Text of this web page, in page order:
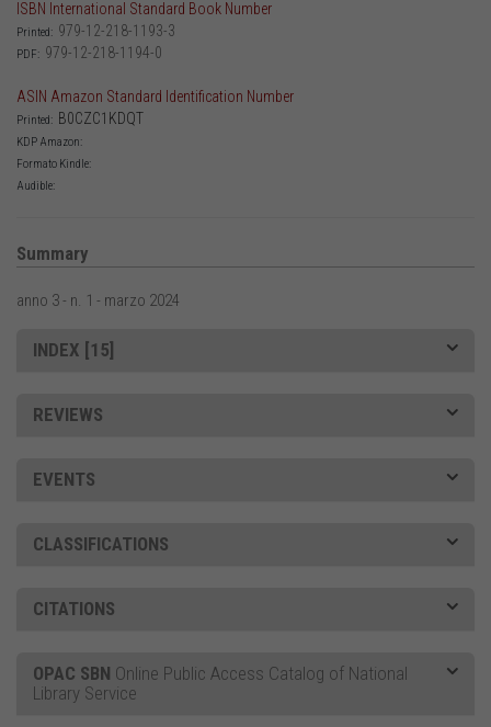
ISBN International Standard Book Number
Printed: 979-12-218-1193-3
PDF: 979-12-218-1194-0
ASIN Amazon Standard Identification Number
Printed: B0CZC1KDQT
KDP Amazon:
Formato Kindle:
Audible:
Summary
anno 3 - n. 1 - marzo 2024
INDEX [15]
REVIEWS
EVENTS
CLASSIFICATIONS
CITATIONS
OPAC SBN Online Public Access Catalog of National
Library Service